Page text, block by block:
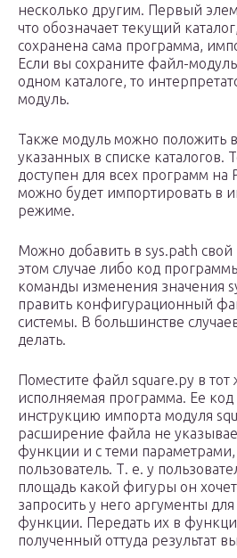
несколько другим. Первый
что обозначает текущий
сохранена сама программа,
Если вы сохраните файл-
одном каталоге, то
модуль.
Также модуль можно положить
указанных в списке каталогов.
доступен для всех программ на
можно будет импортировать в
режиме.
Можно добавить в sys.path свой
этом случае либо код
команды изменения значения
править конфигурационный
системы. В большинстве
делать.
Поместите файл square.py в тот
исполняемая программа. Ее
инструкцию импорта модуля
расширение файла не
функции и с теми
пользователь. Т. е. у
площадь какой фигуры он
запросить у него аргументы
функции. Передать их в
полученный оттуда результат